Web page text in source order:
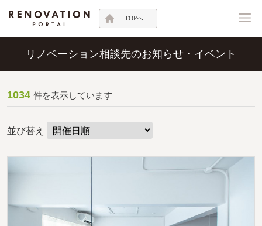
TOPへ
リノベーション相談先のお知らせ・イベント
1034 件を表示しています
並び替え